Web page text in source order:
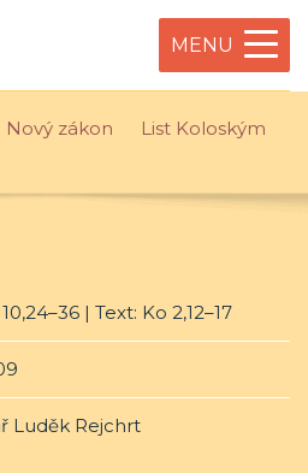
MENU
Nový zákon
List Koloským
| Text: Ko 2,12–17
Luděk Rejchrt